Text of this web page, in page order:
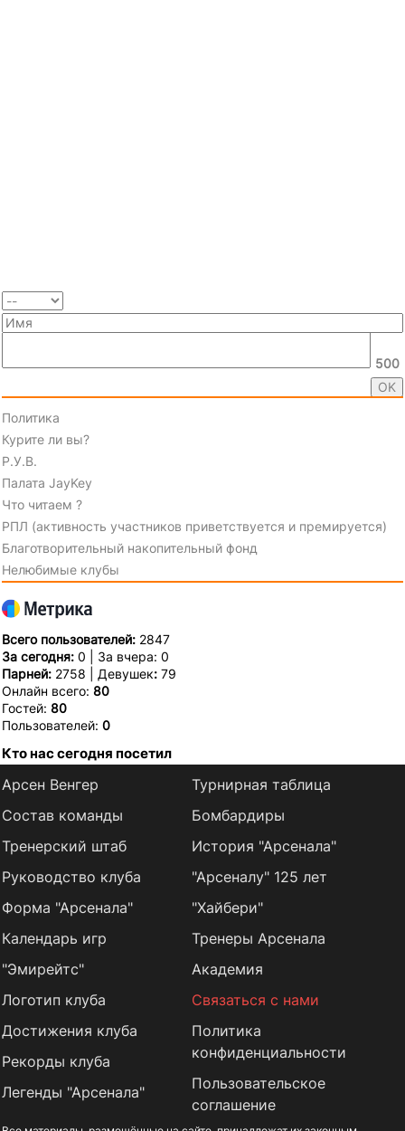
500
Политика
Курите ли вы?
Р.У.В.
Палата JayKey
Что читаем ?
РПЛ (активность участников приветствуется и премируется)
Благотворительный накопительный фонд
Нелюбимые клубы
Всего пользователей: 2847
За сегодня: 0 | За вчера: 0
Парней: 2758 | Девушек: 79
Онлайн всего: 80
Гостей: 80
Пользователей: 0
Кто нас сегодня посетил
Арсен Венгер
Состав команды
Тренерский штаб
Руководство клуба
Форма "Арсенала"
Календарь игр
Турнирная таблица
Бомбардиры
История "Арсенала"
"Арсеналу" 125 лет
"Хайбери"
Тренеры Арсенала
"Эмирейтс"
Логотип клуба
Достижения клуба
Рекорды клуба
Легенды "Арсенала"
Академия
Связаться с нами
Политика
конфиденциальности
Пользовательское
соглашение